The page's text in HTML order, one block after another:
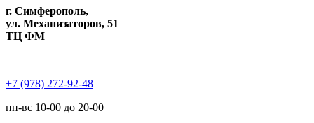
г. Симферополь,
ул. Механизаторов, 51
ТЦ ФМ
+7 (978) 272-92-48
пн-вс 10-00 до 20-00